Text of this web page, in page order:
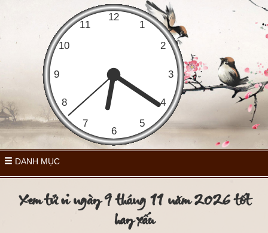
DANH MỤC
Xem tử vi ngày 9 tháng 11 năm 2026 tốt
hay xấu